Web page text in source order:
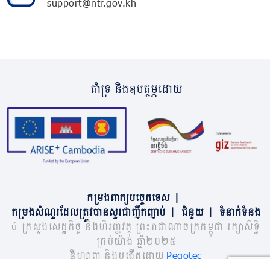
support@ntr.gov.kh
គាំទ្រ និងឧបត្ថម្ភដោយ
កម្រងពាក្យបច្ចេកទេស
កម្រងសំណួរដែលត្រូវបានសួរជាញឹកញាប់
ជំនួយ
ទំនាក់ទំនង
© ក្រសួងសេដ្ឋកិច្ច និងហិរញ្ញវត្ថុ ព្រះរាជាណាចក្រកម្ពុជា រក្សាសិទ្ធិ
គ្រប់យ៉ាង ឆ្នាំ២០២៥
ឌីហ្សាញ និងបង្កើតដោយ Pegotec